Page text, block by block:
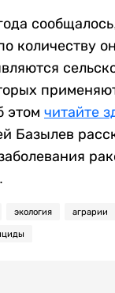
количеству
этом читайте
Базылев
.
экология аграрии